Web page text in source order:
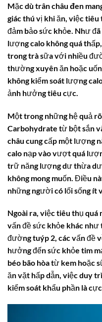
Mặc dù trân châu đen
giác thú vị khi ăn, việc
đảm bảo sức khỏe. Như
lượng calo không quá
trong trà sữa với nhiều
thường xuyên ăn hoặc
không kiểm soát lượng
ảnh hưởng tiêu cực.
Một trong những hệ quả
Carbohydrate từ bột sắn
châu cung cấp một lượng
calo nạp vào vượt quá
trữ năng lượng dư thừa
không mong muốn. Điều
những người có lối sống ít
Ngoài ra, việc tiêu thụ quá
vấn đề sức khỏe khác như
đường tuýp 2, các vấn đề
hưởng đến sức khỏe tim
béo bão hòa từ kem hoặc
ăn vặt hấp dẫn, việc duy
kiểm soát khẩu phần là